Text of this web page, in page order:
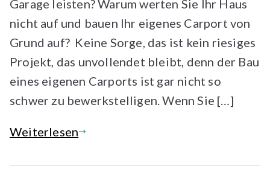
Garage leisten? Warum werten Sie Ihr Haus
nicht auf und bauen Ihr eigenes Carport von
Grund auf? Keine Sorge, das ist kein riesiges
Projekt, das unvollendet bleibt, denn der Bau
eines eigenen Carports ist gar nicht so
schwer zu bewerkstelligen. Wenn Sie […]
Weiterlesen